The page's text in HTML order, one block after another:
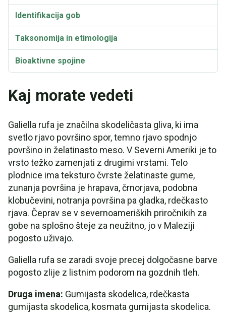
Identifikacija gob
Taksonomija in etimologija
Bioaktivne spojine
Kaj morate vedeti
Galiella rufa je značilna skodeličasta gliva, ki ima
svetlo rjavo površino spor, temno rjavo spodnjo
površino in želatinasto meso. V Severni Ameriki je to
vrsto težko zamenjati z drugimi vrstami. Telo
plodnice ima teksturo čvrste želatinaste gume,
zunanja površina je hrapava, črnorjava, podobna
klobučevini, notranja površina pa gladka, rdečkasto
rjava. Čeprav se v severnoameriških priročnikih za
gobe na splošno šteje za neužitno, jo v Maleziji
pogosto uživajo.
Galiella rufa se zaradi svoje precej dolgočasne barve
pogosto zlije z listnim podorom na gozdnih tleh.
Druga imena: Gumijasta skodelica, rdečkasta
gumijasta skodelica, kosmata gumijasta skodelica.